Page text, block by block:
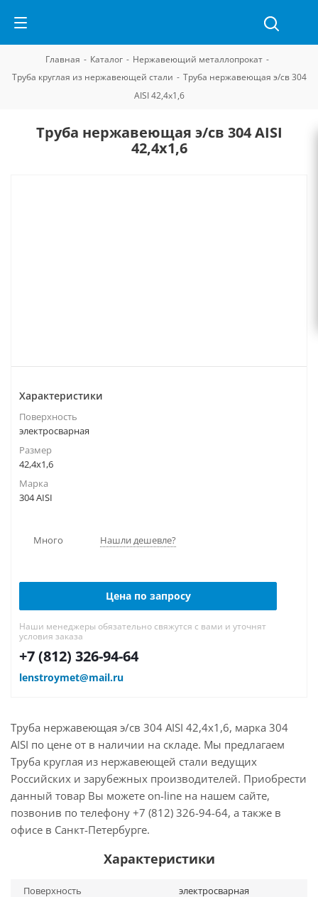
Главная - Каталог - Нержавеющий металлопрокат -
Труба круглая из нержавеющей стали - Труба нержавеющая э/св 304
AISI 42,4х1,6
Труба нержавеющая э/св 304 AISI
42,4х1,6
Характеристики
Поверхность
электросварная
Размер
42,4х1,6
Марка
304 AISI
Много Нашли дешевле?
Цена по запросу
Наши менеджеры обязательно свяжутся с вами и уточнят
условия заказа
+7 (812) 326-94-64
lenstroymet@mail.ru
Труба нержавеющая э/св 304 AISI 42,4х1,6, марка 304
AISI по цене от в наличии на складе. Мы предлагаем
Труба круглая из нержавеющей стали ведущих
Российских и зарубежных производителей. Приобрести
данный товар Вы можете on-line на нашем сайте,
позвонив по телефону +7 (812) 326-94-64, а также в
офисе в Санкт-Петербурге.
Характеристики
Поверхность
электросварная